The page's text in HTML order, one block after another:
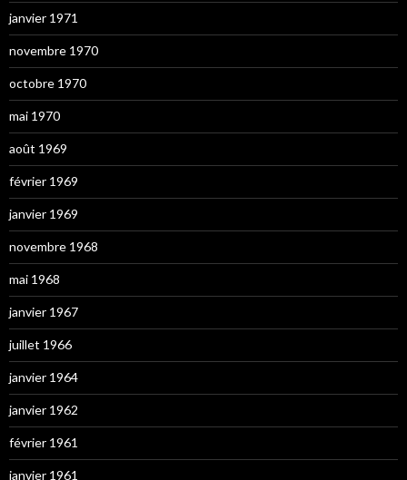
janvier 1971
novembre 1970
octobre 1970
mai 1970
août 1969
février 1969
janvier 1969
novembre 1968
mai 1968
janvier 1967
juillet 1966
janvier 1964
janvier 1962
février 1961
janvier 1961